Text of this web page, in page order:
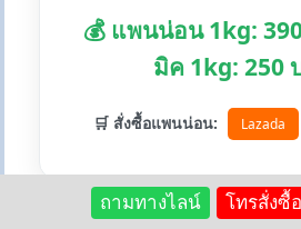
💰 แพนน่อน 1kg:
มิค 1kg: 250
🛒 สั่งซื้อแพนน่อน: Lazada
ถามทางไลน์ โทรสั่งซื้อ